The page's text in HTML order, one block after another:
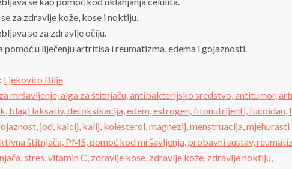
za zdravlje kože, kose i noktiju.
se za zdravlje očiju.
pomoć u liječenju artritisa i reumatizma, edema i gojaznosti.
Ljekovito Bilje
mršavljenje,alga za štitnjaču,antibakterijsko sredstvo,antitumor,
blagi laksativ,detoksikacija,edem,estrogen,fitonutrijenti,fucoidan,
jod, kalcij, kalij, kolesterol,magnezij,menstruacija,mjehurasti
štitnjača, PMS,pomoć kod mršavljenja,probavni sustav,
stres,vitamin C, zdravlje kose, zdravlje kože, zdravlje noktiju,